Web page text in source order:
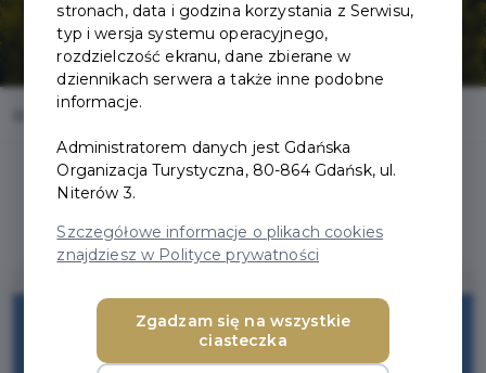
Bezplatne wejscie
stronach, data i godzina korzystania z Serwisu,
typ i wersja systemu operacyjnego,
rozdzielczość ekranu, dane zbierane w
dziennikach serwera a także inne podobne
informacje.
Administratorem danych jest Gdańska
Organizacja Turystyczna, 80-864 Gdańsk, ul.
Niterów 3.
Szczegółowe informacje o plikach cookies
znajdziesz w Polityce prywatności
Zgadzam się na wszystkie
ciasteczka